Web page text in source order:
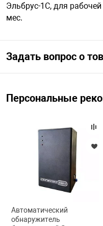
ключи
безопасность
Эльбрус-1С, для
мес.
Задать вопрос о
Персональные
Автоматический
обнаружитель